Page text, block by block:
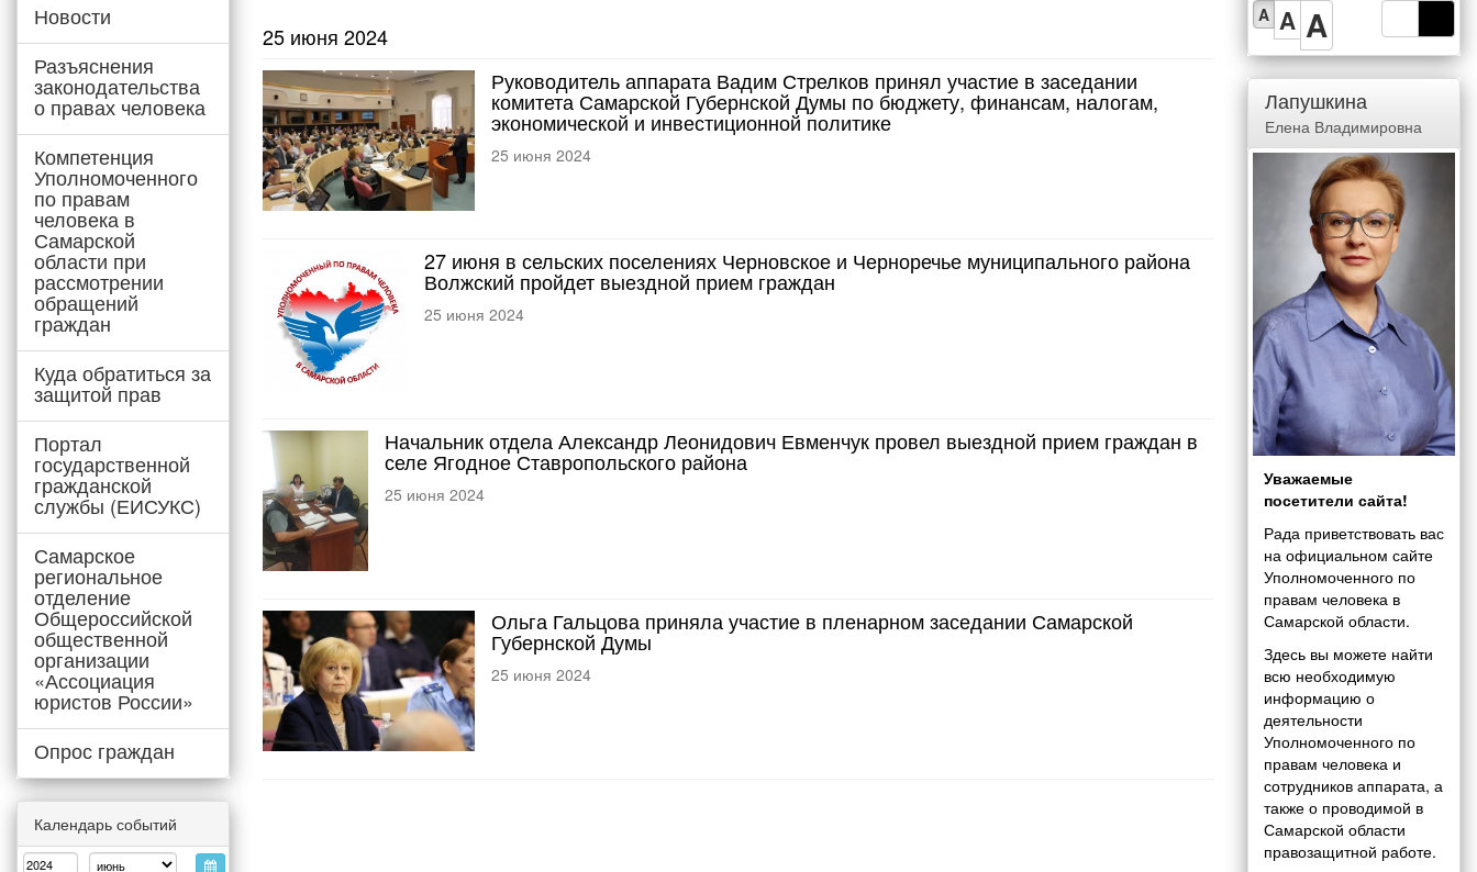
Новости
Разъяснения
законодательства
о правах человека
Компетенция
Уполномоченного
по правам
человека в
Самарской
области при
рассмотрении
обращений
граждан
Куда обратиться за
защитой прав
Портал
государственной
гражданской
службы (ЕИСУКС)
Самарское
региональное
отделение
Общероссийской
общественной
организации
«Ассоциация
юристов России»
Опрос граждан
Календарь событий
25 июня 2024
Руководитель аппарата Вадим Стрелков принял участие в заседании
комитета Самарской Губернской Думы по бюджету, финансам, налогам,
экономической и инвестиционной политике
25 июня 2024
27 июня в сельских поселениях Черновское и Черноречье муниципального района
Волжский пройдет выездной прием граждан
25 июня 2024
Начальник отдела Александр Леонидович Евменчук провел выездной прием граждан в
селе Ягодное Ставропольского района
25 июня 2024
Ольга Гальцова приняла участие в пленарном заседании Самарской
Губернской Думы
25 июня 2024
A A A
Лапушкина
Елена Владимировна
Уважаемые
посетители сайта!
Рада приветствовать вас
на официальном сайте
Уполномоченного по
правам человека в
Самарской области.
Здесь вы можете найти
всю необходимую
информацию о
деятельности
Уполномоченного по
правам человека и
сотрудников аппарата, а
также о проводимой в
Самарской области
правозащитной работе.